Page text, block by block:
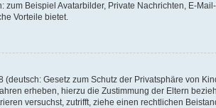
Beispiel Avatarbilder, Private Nachrichten, E-
Vorteile bietet.
Gesetz zum Schutz der Privatsphäre von
erheben, hierzu die Zustimmung der Eltern
versuchst, zutrifft, ziehe einen rechtlichen